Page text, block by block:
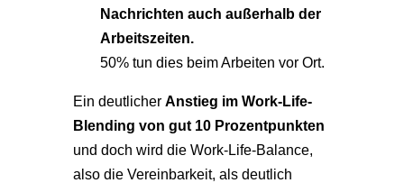
Nachrichten auch außerhalb der
Arbeitszeiten.
50% tun dies beim Arbeiten vor Ort.
Ein deutlicher Anstieg im Work-Life-
Blending von gut 10 Prozentpunkten
und doch wird die Work-Life-Balance,
also die Vereinbarkeit, als deutlich